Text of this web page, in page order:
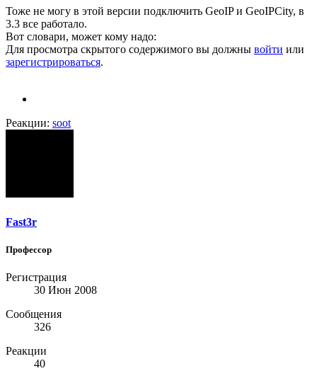
Тоже не могу в этой версии подключить GeoIP и GeoIPCity, в
3.3 все работало.
Вот словари, может кому надо:
Для просмотра скрытого содержимого вы должны войти или
зарегистрироваться.
Реакции: soot
Fast3r
Профессор
Регистрация
30 Июн 2008
Сообщения
326
Реакции
40